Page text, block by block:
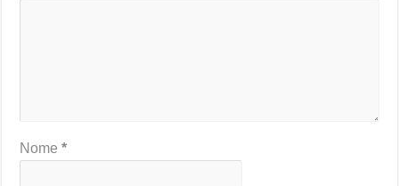
Nome*